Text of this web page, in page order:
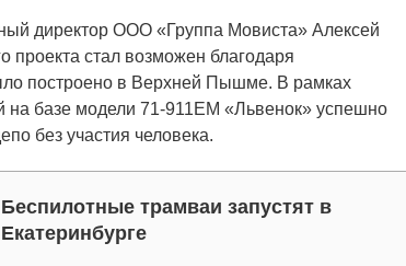
директор ООО «Группа Мовиста» Алексей
проекта стал возможен благодаря
построено в Верхней Пышме. В рамках
на базе модели 71-911ЕМ «Львенок» успешно
без участия человека.
Беспилотные трамваи запустят в
Екатеринбурге